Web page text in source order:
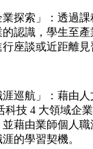
探索」：透過
認識，學生至
座談或近距離見
巡航」：藉由人
科技 4 大領域企
藉由業師個人
的學習契機。